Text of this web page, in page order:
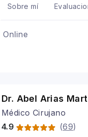
Sobre mí
Online
Dr. Abel Arias
Médico Cirujano
4.9
(69)